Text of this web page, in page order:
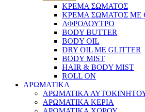
ΚΡΕΜΑ ΣΩΜΑΤΟΣ
ΚΡΕΜΑ ΣΩΜΑΤΟΣ ΜΕ
ΑΦΡΟΛΟΥΤΡΟ
BODY BUTTER
BODY OIL
DRY OIL ΜΕ GLITTER
BODY MIST
HAIR & BODY MIST
ROLL ON
ΑΡΩΜΑΤΙΚΑ
ΑΡΩΜΑΤΙΚΑ
ΑΡΩΜΑΤΙΚΑ ΚΕΡΙΑ